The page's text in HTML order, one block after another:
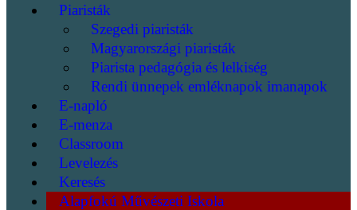
Piaristák
Szegedi piaristák
Magyarországi piaristák
Piarista pedagógia és lelkiség
Rendi ünnepek emléknapok imanapok
E-napló
E-menza
Classroom
Levelezés
Keresés
Alapfokú Művészeti Iskola